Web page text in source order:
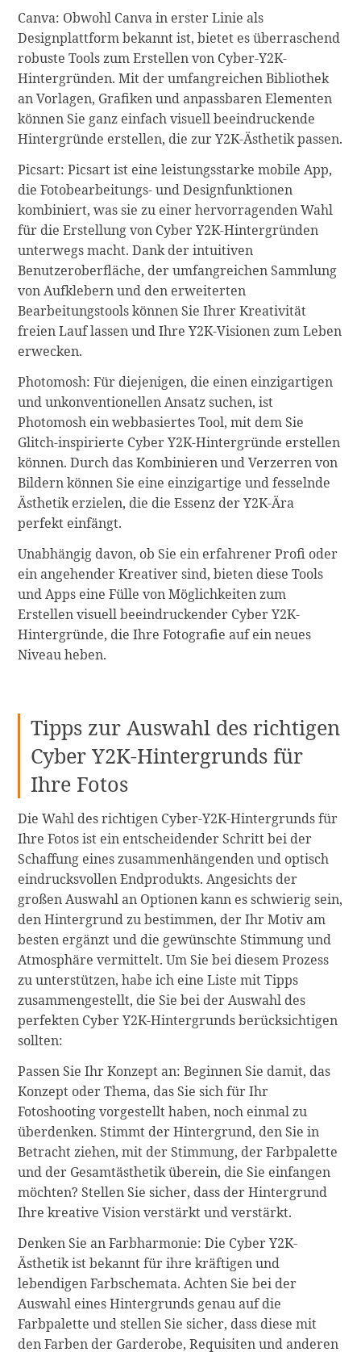
Canva: Obwohl Canva in erster Linie als
Designplattform bekannt ist, bietet es überraschend
robuste Tools zum Erstellen von Cyber-Y2K-
Hintergründen. Mit der umfangreichen Bibliothek
an Vorlagen, Grafiken und anpassbaren Elementen
können Sie ganz einfach visuell beeindruckende
Hintergründe erstellen, die zur Y2K-Ästhetik passen.
Picsart: Picsart ist eine leistungsstarke mobile App,
die Fotobearbeitungs- und Designfunktionen
kombiniert, was sie zu einer hervorragenden Wahl
für die Erstellung von Cyber Y2K-Hintergründen
unterwegs macht. Dank der intuitiven
Benutzeroberfläche, der umfangreichen Sammlung
von Aufklebern und den erweiterten
Bearbeitungstools können Sie Ihrer Kreativität
freien Lauf lassen und Ihre Y2K-Visionen zum Leben
erwecken.
Photomosh: Für diejenigen, die einen einzigartigen
und unkonventionellen Ansatz suchen, ist
Photomosh ein webbasiertes Tool, mit dem Sie
Glitch-inspirierte Cyber Y2K-Hintergründe erstellen
können. Durch das Kombinieren und Verzerren von
Bildern können Sie eine einzigartige und fesselnde
Ästhetik erzielen, die die Essenz der Y2K-Ära
perfekt einfängt.
Unabhängig davon, ob Sie ein erfahrener Profi oder
ein angehender Kreativer sind, bieten diese Tools
und Apps eine Fülle von Möglichkeiten zum
Erstellen visuell beeindruckender Cyber Y2K-
Hintergründe, die Ihre Fotografie auf ein neues
Niveau heben.
Tipps zur Auswahl des richtigen
Cyber Y2K-Hintergrunds für
Ihre Fotos
Die Wahl des richtigen Cyber-Y2K-Hintergrunds für
Ihre Fotos ist ein entscheidender Schritt bei der
Schaffung eines zusammenhängenden und optisch
eindrucksvollen Endprodukts. Angesichts der
großen Auswahl an Optionen kann es schwierig sein,
den Hintergrund zu bestimmen, der Ihr Motiv am
besten ergänzt und die gewünschte Stimmung und
Atmosphäre vermittelt. Um Sie bei diesem Prozess
zu unterstützen, habe ich eine Liste mit Tipps
zusammengestellt, die Sie bei der Auswahl des
perfekten Cyber Y2K-Hintergrunds berücksichtigen
sollten:
Passen Sie Ihr Konzept an: Beginnen Sie damit, das
Konzept oder Thema, das Sie sich für Ihr
Fotoshooting vorgestellt haben, noch einmal zu
überdenken. Stimmt der Hintergrund, den Sie in
Betracht ziehen, mit der Stimmung, der Farbpalette
und der Gesamtästhetik überein, die Sie einfangen
möchten? Stellen Sie sicher, dass der Hintergrund
Ihre kreative Vision verstärkt und verstärkt.
Denken Sie an Farbharmonie: Die Cyber Y2K-
Ästhetik ist bekannt für ihre kräftigen und
lebendigen Farbschemata. Achten Sie bei der
Auswahl eines Hintergrunds genau auf die
Farbpalette und stellen Sie sicher, dass diese mit
den Farben der Garderobe, Requisiten und anderen